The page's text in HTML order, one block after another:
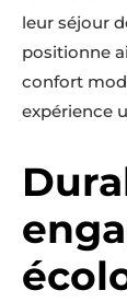
leur séjour
positionne
confort
expérience